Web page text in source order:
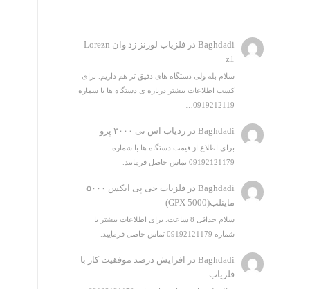
Baghdadi در
فلزیاب لورنز زد وان Lorezn
z1
سلام بله ولی دستگاه های دقیق تر هم داریم. برای
کسب اطلاعات بیشتر درباره ی دستگاه ها با شماره
0919212119…
Baghdadi درردیاب اس تی ۳۰۰۰ پرو
برای اطلاع از قیمت دستگاه ها با شماره
09192121179 تماس حاصل فرمایید.
Baghdadi در
فلزیاب جی پی ایکس ۵۰۰۰
ماینلب(GPX 5000)
سلام حداقل 8 ساعت. برای اطلاعات بیشتر با
شماره 09192121179 تماس حاصل فرمایید.
Baghdadi در
افزایش درصد موفقیت کار با
فلزیاب